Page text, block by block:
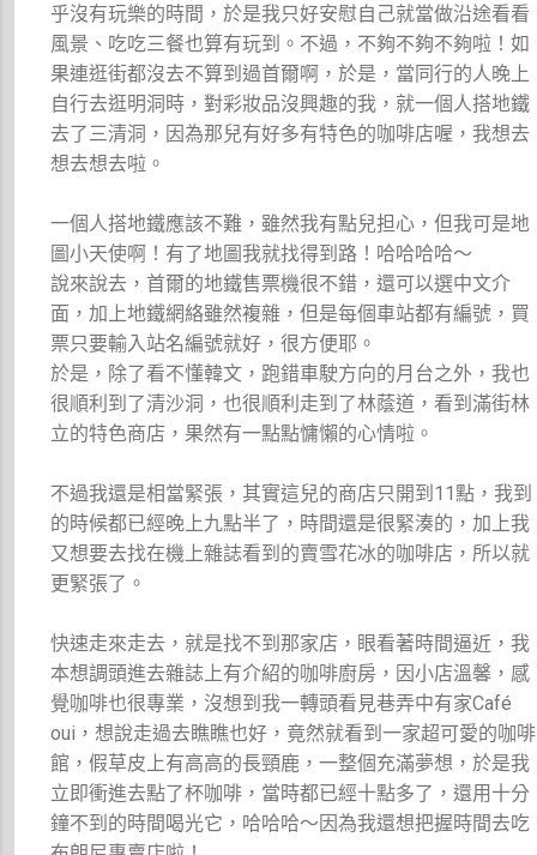
乎沒有玩樂的時間，於是我只好安慰自己就當做沿途看看
風景、吃吃三餐也算有玩到。不過，不夠不夠不夠啦！如
果連逛街都沒去不算到過首爾啊，於是，當同行的人晚上
自行去逛明洞時，對彩妝品沒興趣的我，就一個人搭地鐵
去了三清洞，因為那兒有好多有特色的咖啡店喔，我想去
想去想去啦。
一個人搭地鐵應該不難，雖然我有點兒担心，但我可是地
圖小天使啊！有了地圖我就找得到路！哈哈哈哈～
說來說去，首爾的地鐵售票機很不錯，還可以選中文介
面，加上地鐵網絡雖然複雜，但是每個車站都有編號，買
票只要輸入站名編號就好，很方便耶。
於是，除了看不懂韓文，跑錯車駛方向的月台之外，我也
很順利到了清沙洞，也很順利走到了林蔭道，看到滿街林
立的特色商店，果然有一點點慵懶的心情啦。
不過我還是相當緊張，其實這兒的商店只開到11點，我到
的時候都已經晚上九點半了，時間還是很緊湊的，加上我
又想要去找在機上雜誌看到的賣雪花冰的咖啡店，所以就
更緊張了。
快速走來走去，就是找不到那家店，眼看著時間逼近，我
本想調頭進去雜誌上有介紹的咖啡廚房，因小店溫馨，感
覺咖啡也很專業，沒想到我一轉頭看見巷弄中有家Café
oui，想說走過去瞧瞧也好，竟然就看到一家超可愛的咖啡
館，假草皮上有高高的長頸鹿，一整個充滿夢想，於是我
立即衝進去點了杯咖啡，當時都已經十點多了，還用十分
鐘不到的時間喝光它，哈哈哈～因為我還想把握時間去吃